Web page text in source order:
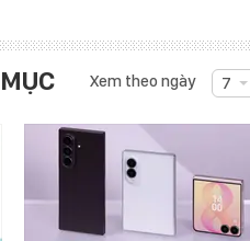
Xem theo ngày 7